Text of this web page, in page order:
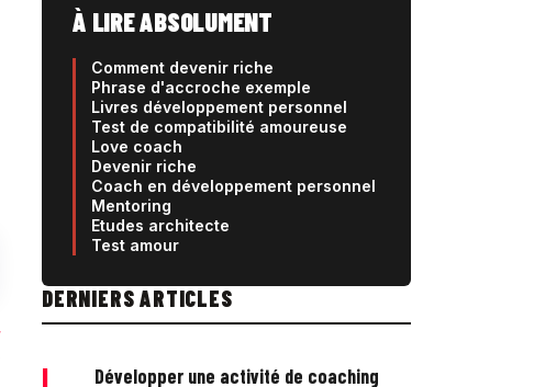
À LIRE ABSOLUMENT
Comment devenir riche
Phrase d'accroche exemple
Livres développement personnel
Test de compatibilité amoureuse
Love coach
Devenir riche
Coach en développement personnel
Mentoring
Etudes architecte
Test amour
DERNIERS ARTICLES
|
Développer une activité de coaching